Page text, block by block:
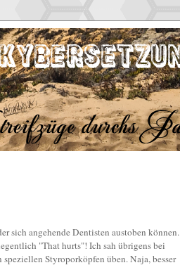
sich angehende Dentisten austoben können.
"That hurts"! Ich sah übrigens bei
Styroporköpfen üben. Naja, besser